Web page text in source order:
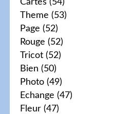
Cartes (54)
Theme (53)
Page (52)
Rouge (52)
Tricot (52)
Bien (50)
Photo (49)
Echange (47)
Fleur (47)